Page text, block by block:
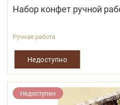
Набор конфет ручной
Ручная работа
Недоступно
Недоступен